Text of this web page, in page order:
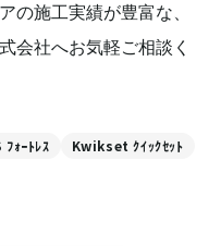
の施工実績が豊富な、
会社へお気軽ご相談く
ﾌｫｰﾄﾚｽ Kwikset ｸｲｯｸｾｯﾄ